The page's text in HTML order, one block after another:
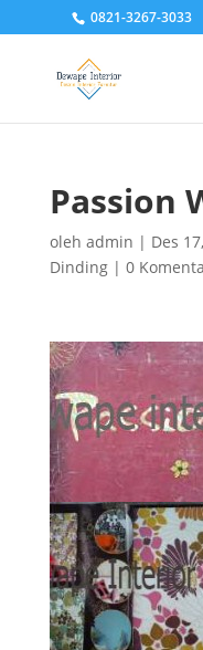
0821-3267-3033
Passion
oleh admin | Des
Dinding| 0